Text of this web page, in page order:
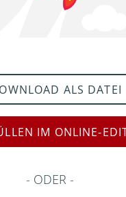
ALS DATEI
IM ONLINE-
ODER